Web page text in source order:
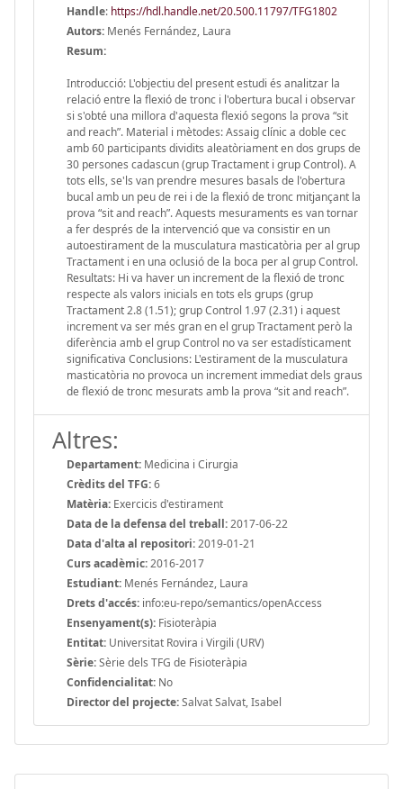
Handle: https://hdl.handle.net/20.500.11797/TFG1802
Autors: Menés Fernández, Laura
Resum:
Introducció: L'objectiu del present estudi és analitzar la
relació entre la flexió de tronc i l'obertura bucal i observar
si s'obté una millora d'aquesta flexió segons la prova “sit
and reach”. Material i mètodes: Assaig clínic a doble cec
amb 60 participants dividits aleatòriament en dos grups de
30 persones cadascun (grup Tractament i grup Control). A
tots ells, se'ls van prendre mesures basals de l'obertura
bucal amb un peu de rei i de la flexió de tronc mitjançant la
prova “sit and reach”. Aquests mesuraments es van tornar
a fer després de la intervenció que va consistir en un
autoestirament de la musculatura masticatòria per al grup
Tractament i en una oclusió de la boca per al grup Control.
Resultats: Hi va haver un increment de la flexió de tronc
respecte als valors inicials en tots els grups (grup
Tractament 2.8 (1.51); grup Control 1.97 (2.31) i aquest
increment va ser més gran en el grup Tractament però la
diferència amb el grup Control no va ser estadísticament
significativa Conclusions: L'estirament de la musculatura
masticatòria no provoca un increment immediat dels graus
de flexió de tronc mesurats amb la prova “sit and reach”.
Altres:
Departament: Medicina i Cirurgia
Crèdits del TFG:6
Matèria: Exercicis d'estirament
Data de la defensa del treball:2017-06-22
Data d'alta al repositori:2019-01-21
Curs acadèmic:2016-2017
Estudiant: Menés Fernández, Laura
Drets d'accés: info:eu-repo/semantics/openAccess
Ensenyament(s): Fisioteràpia
Entitat: Universitat Rovira i Virgili (URV)
Sèrie:Sèrie dels TFG de Fisioteràpia
Confidencialitat: No
Director del projecte:Salvat Salvat, Isabel